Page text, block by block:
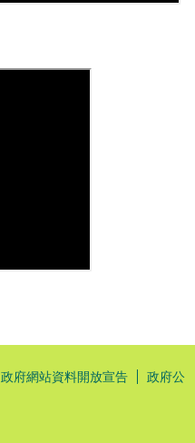
政府網站資料開放宣告
政府公